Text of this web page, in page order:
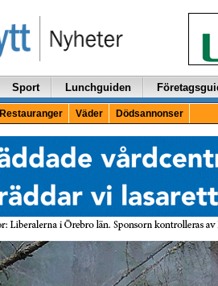
Sport Lunchguiden
Restauranger Väder Dödsannonser